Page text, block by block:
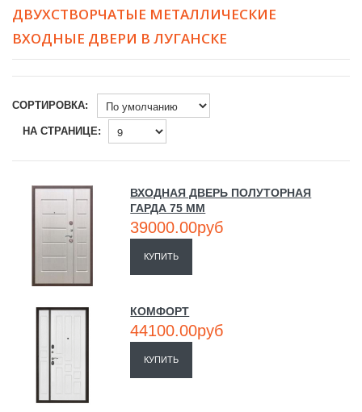
ДВУХСТВОРЧАТЫЕ МЕТАЛЛИЧЕСКИЕ
ВХОДНЫЕ ДВЕРИ В ЛУГАНСКЕ
СОРТИРОВКА:
НА СТРАНИЦЕ:
ВХОДНАЯ ДВЕРЬ ПОЛУТОРНАЯ
ГАРДА 75 ММ
39000.00руб
КУПИТЬ
КОМФОРТ
44100.00руб
КУПИТЬ